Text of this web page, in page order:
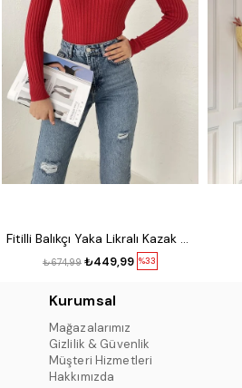
Fitilli Balıkçı Yaka Likralı Kazak Kırmızı
%33
₺449,99
₺674,99
Kurumsal
Mağazalarımız
Gizlilik & Güvenlik
Müşteri Hizmetleri
Hakkımızda